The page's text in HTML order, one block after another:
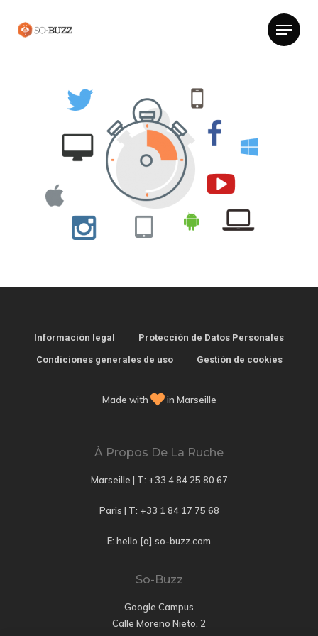
Información legal Protección de Datos Personales
Condiciones generales de uso Gestión de cookies
Made with in Marseille
À Propos De La Ruche
Marseille | T: +33 4 84 25 80 67
Paris | T: +33 1 84 17 75 68
E: hello [a] so-buzz.com
So-Buzz
Google Campus
Calle Moreno Nieto, 2